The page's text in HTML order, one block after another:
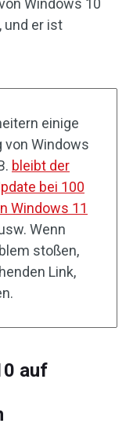
Windows 10
und er ist
einige
von Windows
bleibt der
bei 100
Windows 11
Wenn
stoßen,
Link,
auf